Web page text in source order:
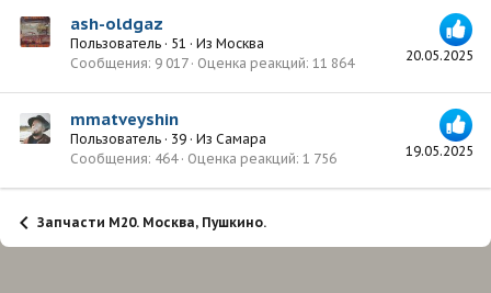
20.05.2025
ash-oldgaz
Пользователь · 51 · Из Москва
Сообщения 9 017 Оценка реакций 11 864
19.05.2025
mmatveyshin
Пользователь · 39 · Из Самара
Сообщения 464 Оценка реакций 1 756
Запчасти М20. Москва, Пушкино.